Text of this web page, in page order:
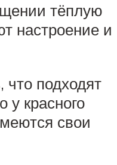
тёплую
настроение и
подходят
у красного
свои